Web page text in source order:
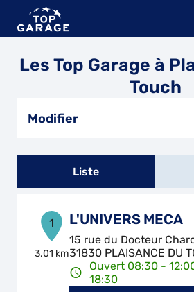
Les Top Garage à
Touch
Modifier
Liste
1
3.01 km
L'UNIVERS MECA
15 rue du Docteur
31830 PLAISANCE DU
Ouvert 08:30 -
18:30